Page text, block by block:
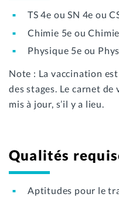
TS 4e ou SN 4e ou
Chimie 5e ou
Physique 5e ou
Note : La vaccination
des stages. Le carnet
mis à jour, s’il y a lieu.
Qualités
Aptitudes pour le